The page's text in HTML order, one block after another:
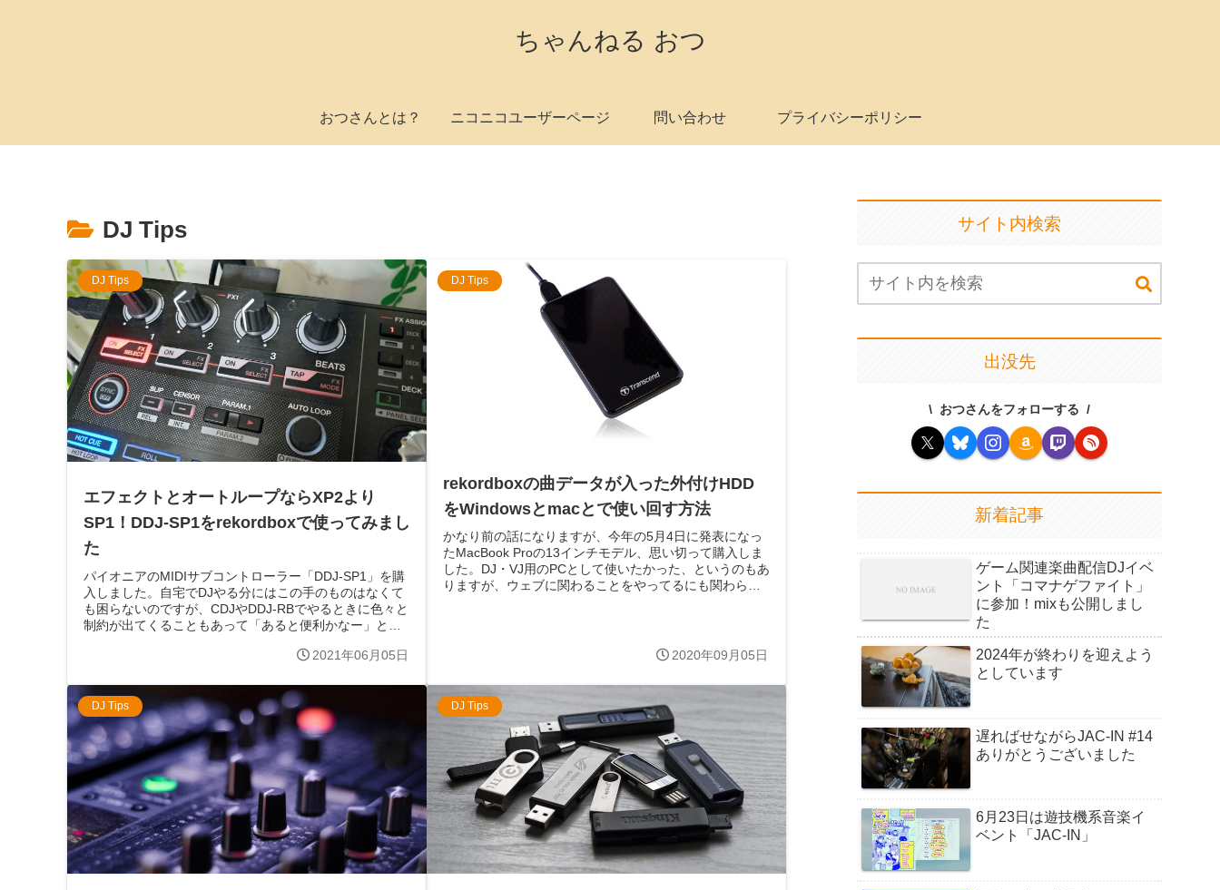
ちゃんねる おつ
おつさんとは？ ニコニコユーザーページ 問い合わせ プライバシーポリシー
DJ Tips
DJ Tips
エフェクトとオートループならXP2より
SP1！DDJ-SP1をrekordboxで使ってみまし
た
パイオニアのMIDIサブコントローラー「DDJ-SP1」を購
入しました。自宅でDJやる分にはこの手のものはなくて
も困らないのですが、CDJやDDJ-RBでやるときに色々と
制約が出てくることもあって「あると便利かなー」と思
2021年06月05日
DJ Tips
rekordboxの曲データが入った外付けHDD
をWindowsとmacとで使い回す方法
かなり前の話になりますが、今年の5月4日に発表になっ
たMacBook Proの13インチモデル、思い切って購入しま
した。DJ・VJ用のPCとして使いたかった、というのもあ
りますが、ウェブに関わることをやってるにも関わらず
2020年09月05日
DJ Tips DJ Tips
サイト内検索
出没先
おつさんをフォローする
新着記事
ゲーム関連楽曲配信DJイベ
ント「コマナゲファイト」
に参加！mixも公開しまし
た
2024年が終わりを迎えよう
としています
遅ればせながらJAC-IN #14
ありがとうございました
6月23日は遊技機系音楽イ
ベント「JAC-IN」